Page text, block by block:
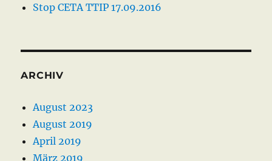
Stop CETA TTIP 17.09.2016
ARCHIV
August 2023
August 2019
April 2019
März 2019